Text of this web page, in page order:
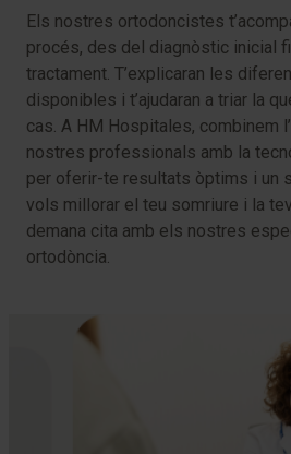
Els nostres ortodoncistes
procés, des del diagnòstic inicial
tractament. T’explicaran les
disponibles i t’ajudaran a triar la
cas. A HM Hospitales, combinem
nostres professionals amb la
per oferir-te resultats òptims i un
vols millorar el teu somriure i la
demana cita amb els nostres
ortodòncia.